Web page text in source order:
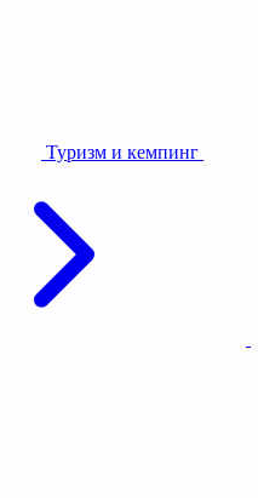
Туризм и кемпинг